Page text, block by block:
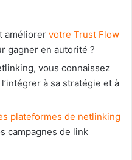
améliorer votre Trust Flow
gagner en autorité ?
vous connaissez
à sa stratégie et à
plateformes de netlinking
campagnes de link